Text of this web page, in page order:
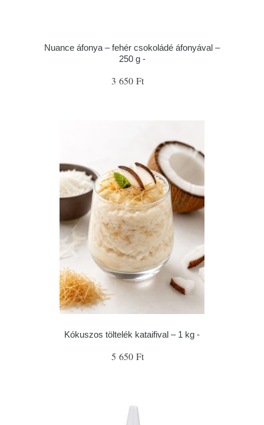
Nuance áfonya – fehér csokoládé áfonyával –
250 g -
3 650 Ft
Kókuszos töltelék kataifival – 1 kg -
5 650 Ft